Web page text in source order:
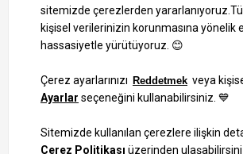
Bilgi Toplum Hizmetleri
KVKK Veri İşleme Politikamız
Site Haritası